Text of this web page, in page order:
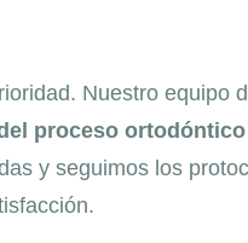
Nuestro equipo
proceso
y seguimos los